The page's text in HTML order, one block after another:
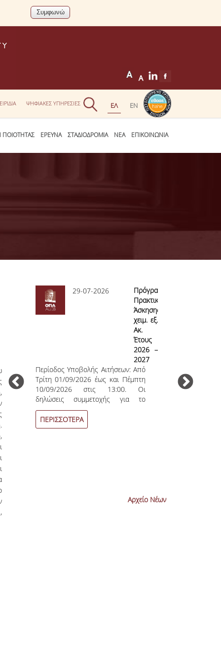
ΨΗΦΙΑΚΕΣ ΥΠΗΡΕΣΙΕΣ
ΠΟΙΟΤΗΤΑΣ ΕΡΕΥΝΑ ΣΤΑΔΙΟΔΡΟΜΙΑ ΝΕΑ ΕΠΙΚΟΙΝΩΝΙΑ
29-07-2026
Πρόγραμμα
Πρακτικής
Άσκησης
χειμ. εξ.
Ακ.
Έτους
2026 –
2027
Περίοδος Υποβολής Αιτήσεων: Από
Τρίτη 01/09/2026 έως και Πέμπτη
10/09/2026 στις 13:00. Οι
δηλώσεις συμμετοχής για το
σεμινάριο προετοιμασίας γίνονται
ηλεκτρονικά έως και Δευτέρα
07/09/2026 στις 13.00.
ΠΕΡΙΣΣΟΤΕΡΑ
3695/22-
Αρχείο Νέων